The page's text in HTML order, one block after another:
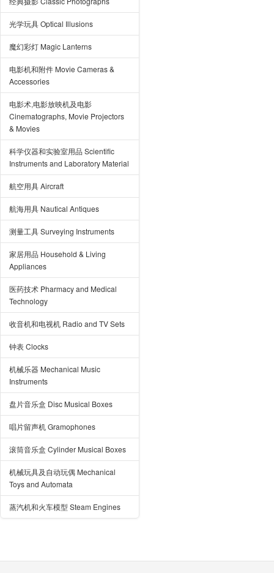
光学玩具 Optical Illusions
魔幻彩灯 Magic Lanterns
电影机和附件 Movie Cameras &
Accessories
电影术,电影放映机及电影
Cinematographs, Movie Projectors
& Movies
科学仪器和实验室用品 Scientific
Instruments and Laboratory Material
航空用具 Aircraft
航海用具 Nautical Antiques
测量工具 Surveying Instruments
家居用品 Household & Living
Appliances
医药技术 Pharmacy and Medical
Technology
收音机和电视机 Radio and TV Sets
钟表 Clocks
机械乐器 Mechanical Music
Instruments
盘片音乐盒 Disc Musical Boxes
唱片留声机 Gramophones
滚筒音乐盒 Cylinder Musical Boxes
机械玩具及自动玩偶 Mechanical
Toys and Automata
蒸汽机和火车模型 Steam Engines